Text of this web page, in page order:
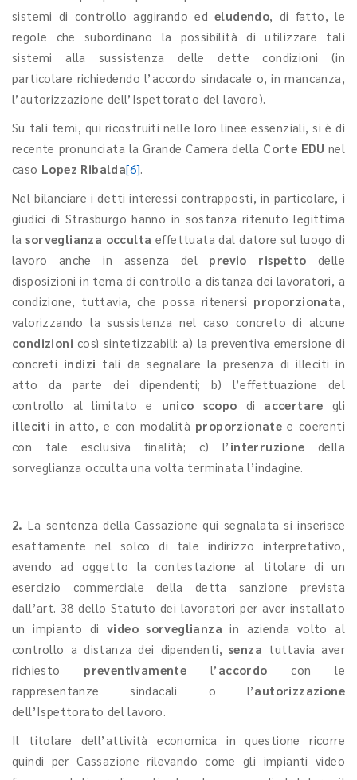
sistemi di controllo aggirando edeludendo, di fatto, le
regole che subordinano la possibilità di utilizzare tali
sistemi alla sussistenza delle dette condizioni (in
particolare richiedendo l’accordo sindacale o, in mancanza,
l’autorizzazione dell’Ispettorato del lavoro).
Su tali temi, qui ricostruiti nelle loro linee essenziali, si è di
recente pronunciata la Grande Camera della Corte EDU nel
caso Lopez Ribalda[6].
Nel bilanciare i detti interessi contrapposti, in particolare, i
giudici di Strasburgo hanno in sostanza ritenuto legittima
lasorveglianza occulta effettuata dal datore sul luogo di
lavoro anche in assenza del previo rispetto delle
disposizioni in tema di controllo a distanza dei lavoratori, a
condizione, tuttavia, che possa ritenersi proporzionata,
valorizzando la sussistenza nel caso concreto di alcune
condizioni così sintetizzabili: a) la preventiva emersione di
concreti indizi tali da segnalare la presenza di illeciti in
atto da parte dei dipendenti; b) l’effettuazione del
controllo al limitato e unico scopo di accertare gli
illeciti in atto, e con modalità proporzionate e coerenti
con tale esclusiva finalità; c) l’ interruzione della
sorveglianza occulta una volta terminata l’indagine.
2. La sentenza della Cassazione qui segnalata si inserisce
esattamente nel solco di tale indirizzo interpretativo,
avendo ad oggetto la contestazione al titolare di un
esercizio commerciale della detta sanzione prevista
dall’art. 38 dello Statuto dei lavoratori per aver installato
un impianto di video sorveglianza in azienda volto al
controllo a distanza dei dipendenti,senza tuttavia aver
richiesto preventivamente l’ accordo con le
rappresentanze sindacali o l’autorizzazione
dell’Ispettorato del lavoro.
Il titolare dell’attività economica in questione ricorre
quindi per Cassazione rilevando come gli impianti video